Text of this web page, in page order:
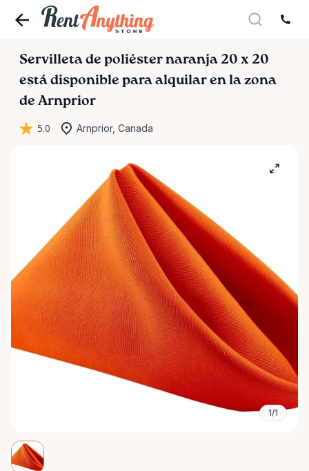
Servilleta de poliéster naranja 20 x 20
está disponible para alquilar en la zona
de Arnprior
5.0 Arnprior, Canada
1/1